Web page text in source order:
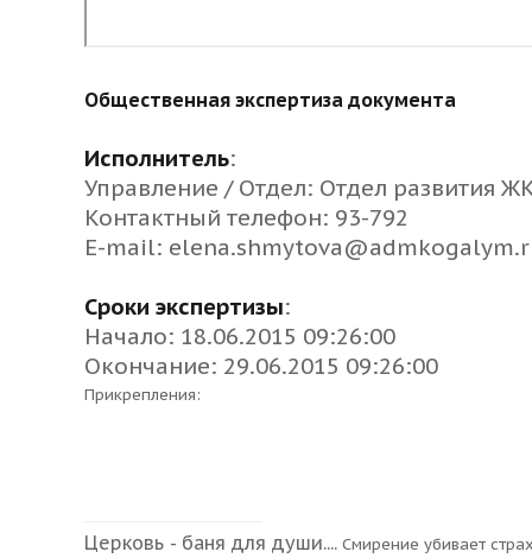
Общественная экспертиза документа
Исполнитель:
Управление / Отдел: Отдел развития
Контактный телефон: 93-792
E-mail:
Сроки экспертизы:
Начало: 18.06.2015 09:26:00
Окончание: 29.06.2015 09:26:00
Прикрепления:
Церковь - баня для души.... Смирение убивает